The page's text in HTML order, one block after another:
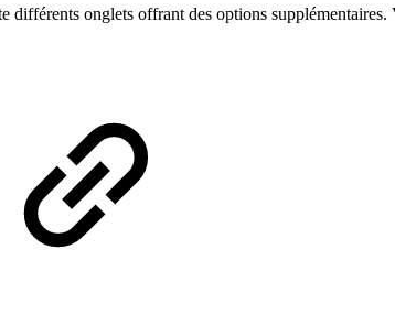
différents onglets offrant des options